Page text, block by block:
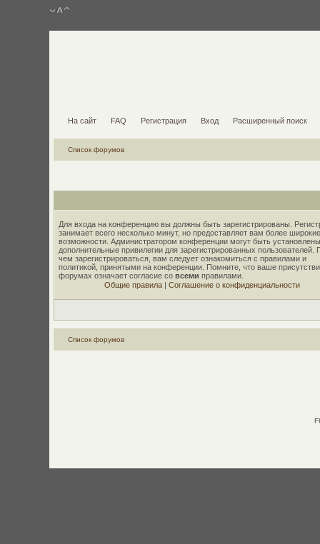
На сайт FAQ Регистрация Вход Расширенный поиск
Список форумов
Для входа на конференцию вы должны быть зарегистрированы.
занимает всего несколько минут, но предоставляет вам более широкие
возможности. Администратором конференции могут быть
дополнительные привилегии для зарегистрированных пользователей.
чем зарегистрироваться, вам следует ознакомиться с правилами и
политикой, принятыми на конференции. Помните, что ваше
форумах означает согласие со всеми правилами.
Общие правила| Соглашение о конфиденциальности
Список форумов